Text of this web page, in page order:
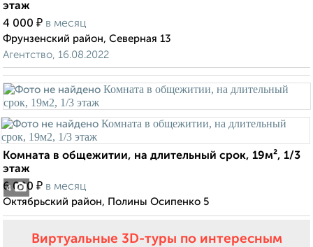
этаж
4 000 ₽ в месяц
Фрунзенский район, Северная 13
Агентство, 16.08.2022
4
Комната в общежитии, на длительный срок, 19м², 1/3
этаж
6 000 ₽ в месяц
Октябрьский район, Полины Осипенко 5
Виртуальные 3D-туры по интересным